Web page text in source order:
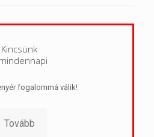
Kincsünk
fogalommá válik!
Tovább